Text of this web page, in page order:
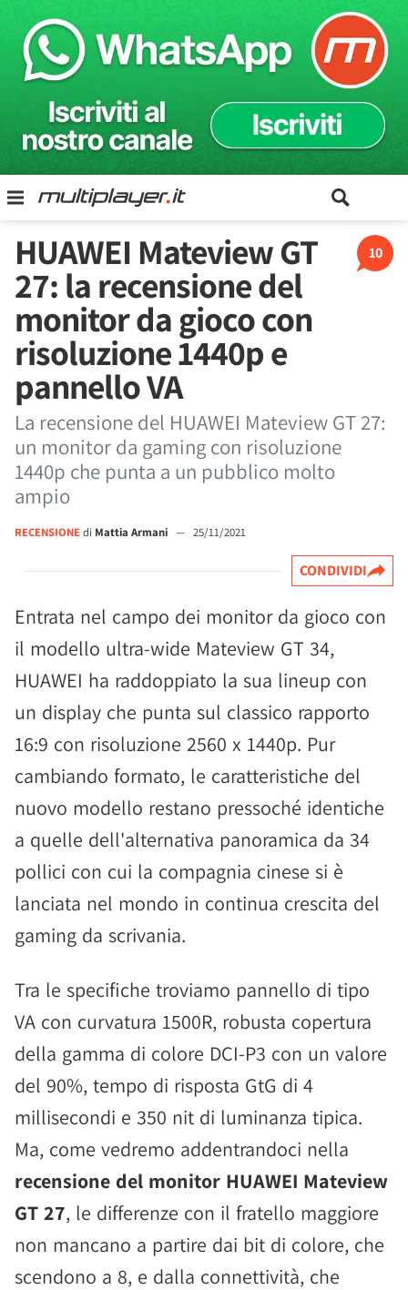
10
HUAWEI Mateview GT
27: la recensione del
monitor da gioco con
risoluzione 1440p e
pannello VA
La recensione del HUAWEI Mateview GT 27:
un monitor da gaming con risoluzione
1440p che punta a un pubblico molto
ampio
RECENSIONEdi Mattia Armani — 25/11/2021
CONDIVIDI
Entrata nel campo dei monitor da gioco con
il modello ultra-wide Mateview GT 34,
HUAWEI ha raddoppiato la sua lineup con
un display che punta sul classico rapporto
16:9 con risoluzione 2560 x 1440p. Pur
cambiando formato, le caratteristiche del
nuovo modello restano pressoché identiche
a quelle dell'alternativa panoramica da 34
pollici con cui la compagnia cinese si è
lanciata nel mondo in continua crescita del
gaming da scrivania.
Tra le specifiche troviamo pannello di tipo
VA con curvatura 1500R, robusta copertura
della gamma di colore DCI-P3 con un valore
del 90%, tempo di risposta GtG di 4
millisecondi e 350 nit di luminanza tipica.
Ma, come vedremo addentrandoci nella
recensione del monitor HUAWEI Mateview
GT 27, le differenze con il fratello maggiore
non mancano a partire dai bit di colore, che
scendono a 8, e dalla connettività, che